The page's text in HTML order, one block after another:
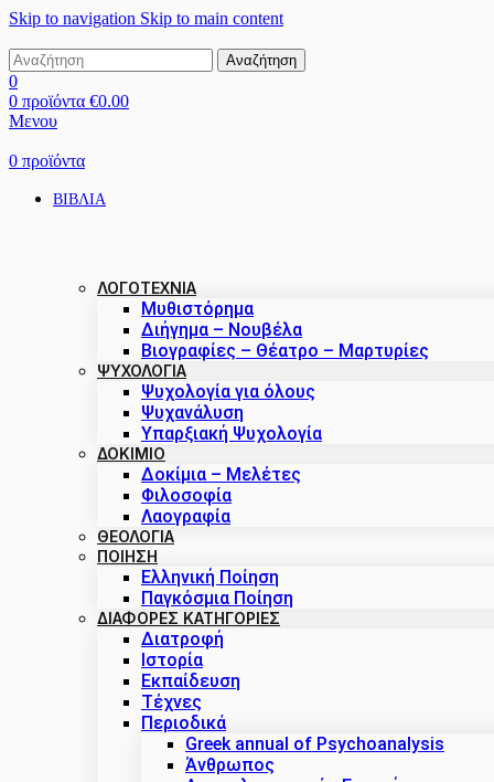
Skip to navigation Skip to main content
Αναζήτηση
0
0 προϊόντα €0.00
Μενου
0 προϊόντα
ΒΙΒΛΙΑ
ΛΟΓΟΤΕΧΝΙΑ
Μυθιστόρημα
Διήγημα – Νουβέλα
Βιογραφίες – Θέατρο – Μαρτυρίες
ΨΥΧΟΛΟΓΙΑ
Ψυχολογία για όλους
Ψυχανάλυση
Υπαρξιακή Ψυχολογία
ΔΟΚΊΜΙΟ
Δοκίμια – Μελέτες
Φιλοσοφία
Λαογραφία
ΘΕΟΛΟΓΙΑ
ΠΟΙΗΣΗ
Ελληνική Ποίηση
Παγκόσμια Ποίηση
ΔΙΑΦΟΡΕΣ ΚΑΤΗΓΟΡΙΕΣ
Διατροφή
Ιστορία
Εκπαίδευση
Τέχνες
Περιοδικά
Greek annual of Psychoanalysis
Άνθρωπος